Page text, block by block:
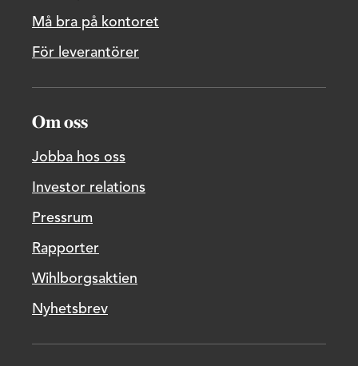
Må bra på kontoret
För leverantörer
Om oss
Jobba hos oss
Investor relations
Pressrum
Rapporter
Wihlborgsaktien
Nyhetsbrev